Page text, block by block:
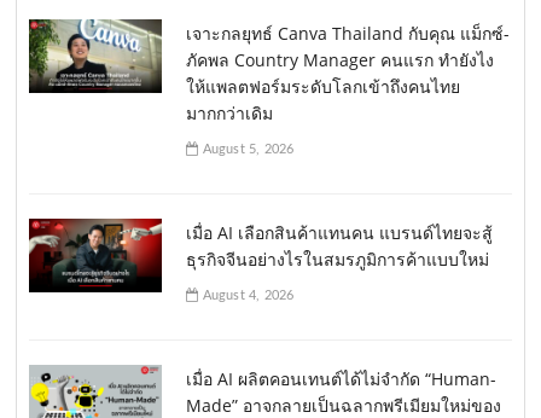
เจาะกลยุทธ์ Canva Thailand กับคุณ แม็กซ์-
ภัคพล Country Manager คนแรก ทำยังไง
ให้แพลตฟอร์มระดับโลกเข้าถึงคนไทย
มากกว่าเดิม
August 5, 2026
เมื่อ AI เลือกสินค้าแทนคน แบรนด์ไทยจะสู้
ธุรกิจจีนอย่างไรในสมรภูมิการค้าแบบใหม่
August 4, 2026
เมื่อ AI ผลิตคอนเทนต์ได้ไม่จำกัด “Human-
Made” อาจกลายเป็นฉลากพรีเมียมใหม่ของ